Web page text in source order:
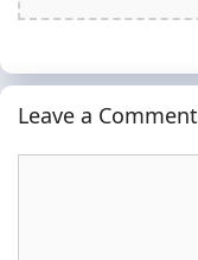
Leave a Comment